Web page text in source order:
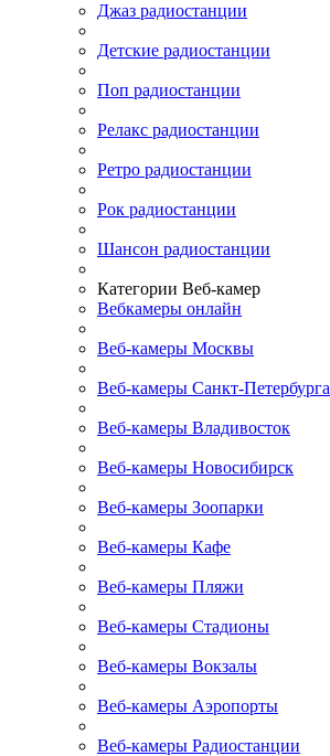
Джаз радиостанции
Детские радиостанции
Поп радиостанции
Релакс радиостанции
Ретро радиостанции
Рок радиостанции
Шансон радиостанции
Категории Веб-камер
Вебкамеры онлайн
Веб-камеры Москвы
Веб-камеры Санкт-Петербурга
Веб-камеры Владивосток
Веб-камеры Новосибирск
Веб-камеры Зоопарки
Веб-камеры Кафе
Веб-камеры Пляжи
Веб-камеры Стадионы
Веб-камеры Вокзалы
Веб-камеры Аэропорты
Веб-камеры Радиостанции